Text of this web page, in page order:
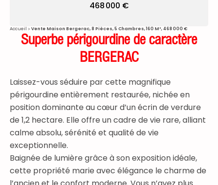
468 000 €
Accueil Vente Maison Bergerac, 8 Pièces, 5 Chambres, 160 M², 468 000 €
Superbe périgourdine de caractère
BERGERAC
Laissez-vous séduire par cette magnifique
périgourdine entièrement restaurée, nichée en
position dominante au cœur d’un écrin de verdure
de 1,2 hectare. Elle offre un cadre de vie rare, alliant
calme absolu, sérénité et qualité de vie
exceptionnelle.
Baignée de lumière grâce à son exposition idéale,
cette propriété marie avec élégance le charme de